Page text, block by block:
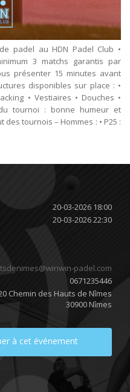
padel au HDN Padel Club •
3 matchs garantis par
présenter 15 minutes avant
disponibles sur place : •
• Vestiaires • Douches •
tournoi : bonne humeur et
tournois – Hommes : • P25 :
20-03-2026 18:00
20-03-2026 22:30
padel.com
0671235446
Chemin des Hauts de Nîmes
30900 Nîmes
à cet événement